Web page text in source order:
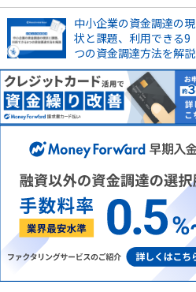
中小企業の資金調達の現
状と課題、利用できる9
つの資金調達方法を解説